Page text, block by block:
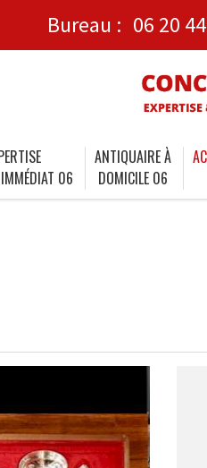
Bureau : 06 20
06
ANTIQUAIRE À
DOMICILE 06